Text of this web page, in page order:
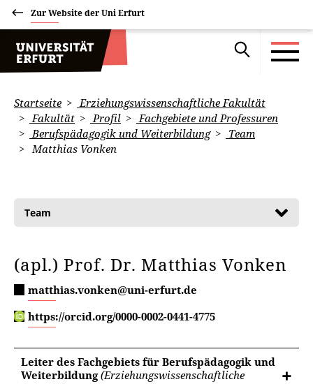
Zur Website der Uni Erfurt
Startseite
Erziehungswissenschaftliche Fakultät
Fakultät
Profil
Fachgebiete und Professuren
Berufspädagogik und Weiterbildung
Team
Matthias Vonken
Team
(apl.) Prof. Dr. Matthias Vonken
matthias.vonken@uni-erfurt.de
https://orcid.org/0000-0002-0441-4775
Leiter des Fachgebiets für Berufspädagogik und
Weiterbildung(Erziehungswissenschaftliche